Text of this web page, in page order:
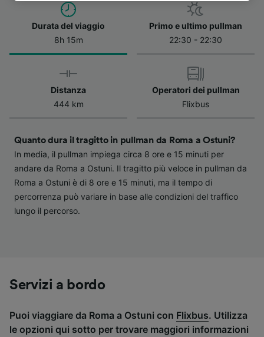
Durata del viaggio
8h 15m
Primo e ultimo pullman
22:30 - 22:30
Distanza
444 km
Operatori dei pullman
Flixbus
Quanto dura il tragitto in pullman da Roma a Ostuni?
In media, il pullman impiega circa 8 ore e 15 minuti per
andare da Roma a Ostuni. Il tragitto più veloce in pullman da
Roma a Ostuni è di 8 ore e 15 minuti, ma il tempo di
percorrenza può variare in base alle condizioni del traffico
lungo il percorso.
Servizi a bordo
Puoi viaggiare da Roma a Ostuni con Flixbus. Utilizza
le opzioni qui sotto per trovare maggiori informazioni
dell'informativa sulla privacy. Queste scelte
verranno segnalate ai nostri partner e non
influenzeranno i dati sulla navigazione. I tuoi
tracciamento se non ci hai fornito il consenso
per farlo.
Noi e i nostri partner trattiamo i dati per
Scansione attiva delle caratteristiche del
dispositivo ai fini dell’identificazione.
Archiviare informazioni su dispositivo e/o
accedervi. Pubblicità e contenuti
personalizzati, misurazione delle prestazioni
dei contenuti e degli annunci, ricerche sul
pubblico, sviluppo di servizi.